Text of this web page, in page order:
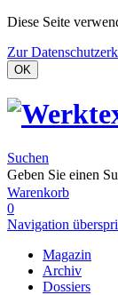
Diese Seite
Zur
OK
Suchen
Geben Sie einen
Warenkorb
0
Navigation
Magazin
Archiv
Dossiers